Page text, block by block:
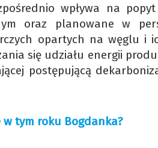
wpływa na
oraz planowane w
opartych na węglu i
się udziału energii
postępującą
tym roku Bogdanka?